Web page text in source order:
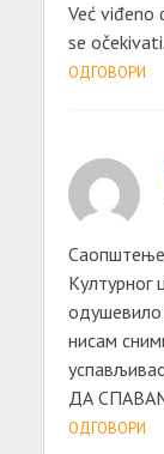
Već viđeno
se očekivati.
ОДГОВОРИ
Саопштење
Културног
нисам
ДА
ОДГОВОРИ